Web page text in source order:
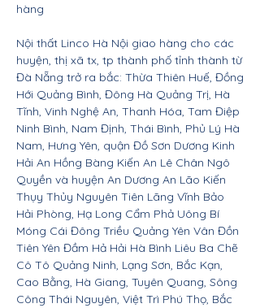
hàng
Nội thất Linco Hà Nội giao hàng cho các
huyện, thị xã tx, tp thành phố tỉnh thành từ
Đà Nẵng trở ra bắc: Thừa Thiên Huế, Đồng
Hới Quảng Bình, Đông Hà Quảng Trị, Hà
Tĩnh, Vinh Nghệ An, Thanh Hóa, Tam Điệp
Ninh Bình, Nam Định, Thái Bình, Phủ Lý Hà
Nam, Hưng Yên, quận Đồ Sơn Dương Kinh
Hải An Hồng Bàng Kiến An Lê Chân Ngô
Quyền và huyện An Dương An Lão Kiến
Thụy Thủy Nguyên Tiên Lãng Vĩnh Bảo
Hải Phòng, Hạ Long Cẩm Phả Uông Bí
Móng Cái Đông Triều Quảng Yên Vân Đồn
Tiên Yên Đầm Hả Hải Hà Bình Liêu Ba Chẽ
Cô Tô Quảng Ninh, Lạng Sơn, Bắc Kạn,
Cao Bằng, Hà Giang, Tuyên Quang, Sông
Công Thái Nguyên, Việt Trì Phú Thọ, Bắc